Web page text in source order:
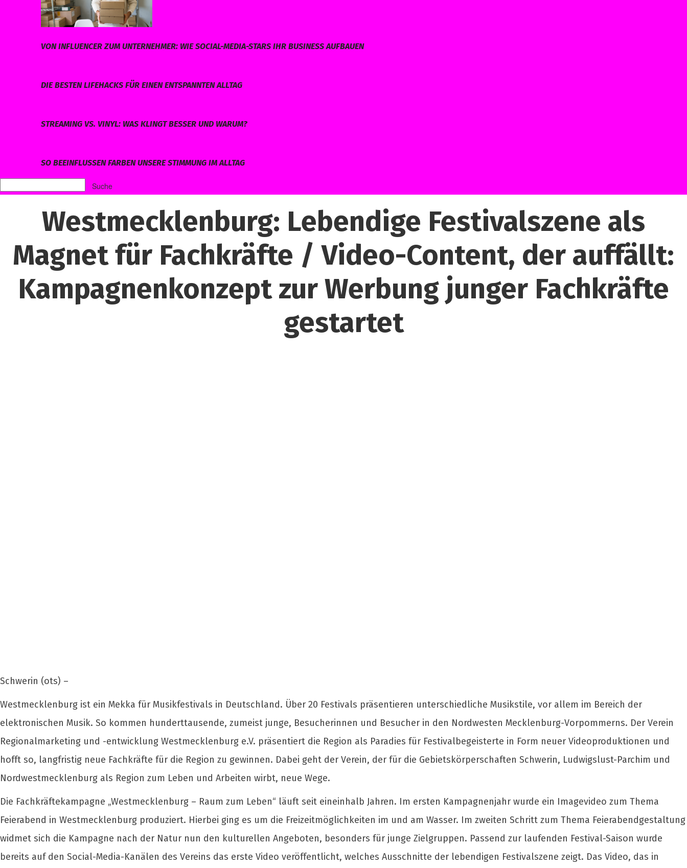
VON INFLUENCER ZUM UNTERNEHMER: WIE SOCIAL-MEDIA-STARS IHR BUSINESS AUFBAUEN
DIE BESTEN LIFEHACKS FÜR EINEN ENTSPANNTEN ALLTAG
STREAMING VS. VINYL: WAS KLINGT BESSER UND WARUM?
SO BEEINFLUSSEN FARBEN UNSERE STIMMUNG IM ALLTAG
Westmecklenburg: Lebendige Festivalszene als
Magnet für Fachkräfte / Video-Content, der auffällt:
Kampagnenkonzept zur Werbung junger Fachkräfte
gestartet
Schwerin (ots) –
Westmecklenburg ist ein Mekka für Musikfestivals in Deutschland. Über 20 Festivals präsentieren unterschiedliche Musikstile, vor allem im Bereich der
elektronischen Musik. So kommen hunderttausende, zumeist junge, Besucherinnen und Besucher in den Nordwesten Mecklenburg-Vorpommerns. Der Verein
Regionalmarketing und -entwicklung Westmecklenburg e.V. präsentiert die Region als Paradies für Festivalbegeisterte in Form neuer Videoproduktionen und
hofft so, langfristig neue Fachkräfte für die Region zu gewinnen. Dabei geht der Verein, der für die Gebietskörperschaften Schwerin, Ludwigslust-Parchim und
Nordwestmecklenburg als Region zum Leben und Arbeiten wirbt, neue Wege.
Die Fachkräftekampagne „Westmecklenburg – Raum zum Leben“ läuft seit eineinhalb Jahren. Im ersten Kampagnenjahr wurde ein Imagevideo zum Thema
Feierabend in Westmecklenburg produziert. Hierbei ging es um die Freizeitmöglichkeiten im und am Wasser. Im zweiten Schritt zum Thema Feierabendgestaltung
widmet sich die Kampagne nach der Natur nun den kulturellen Angeboten, besonders für junge Zielgruppen. Passend zur laufenden Festival-Saison wurde
bereits auf den Social-Media-Kanälen des Vereins das erste Video veröffentlicht, welches Ausschnitte der lebendigen Festivalszene zeigt. Das Video, das in